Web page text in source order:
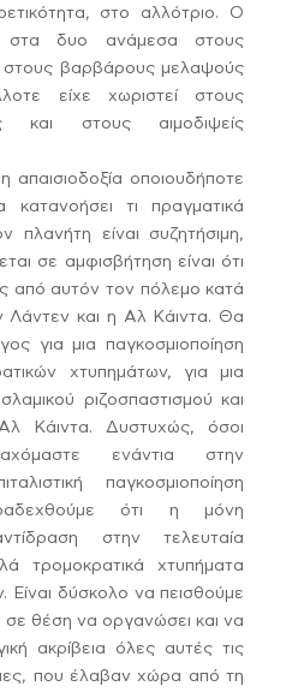
στο αλλότριο. Ο
στα δυο ανάμεσα στους
στους βαρβάρους μελαψούς
είχε χωριστεί στους
και στους αιμοδιψείς
απαισιοδοξία οποιουδήποτε
κατανοήσει τι πραγματικά
πλανήτη είναι συζητήσιμη,
σε αμφισβήτηση είναι ότι
από αυτόν τον πόλεμο κατά
Λάντεν και η Αλ Κάιντα. Θα
για μια παγκοσμιοποίηση
χτυπημάτων, για μια
ριζοσπαστισμού και
Κάιντα. Δυστυχώς, όσοι
ενάντια στην
παγκοσμιοποίηση
ότι η μόνη
στην τελευταία
τρομοκρατικά χτυπήματα
Είναι δύσκολο να πεισθούμε
σε θέση να οργανώσει και να
ακρίβεια όλες αυτές τις
που έλαβαν χώρα από τη